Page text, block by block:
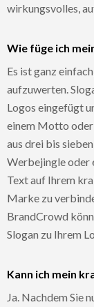
wirkungsvolles,
Wie füge ich
Es ist ganz
aufzuwerten.
Logos eingefügt
einem Motto oder
aus drei bis
Werbejingle oder
Text auf Ihrem
Marke zu
BrandCrowd
Slogan zu Ihrem
Kann ich mein
Ja. Nachdem Sie